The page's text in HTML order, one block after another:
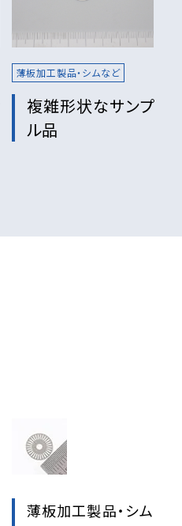
薄板加工製品・シムなど
複雑形状なサンプ
ル品
薄板加工製品・シム